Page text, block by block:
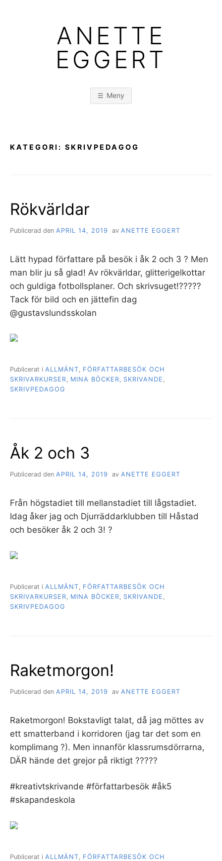
ANETTE
EGGERT
Meny
KATEGORI: SKRIVPEDAGOG
Rökvärldar
Publicerad den APRIL 14, 2019 av ANETTE EGGERT
Lätt hypad författare på besök i åk 2 och 3 ? Men
man blir ju så glad! Av rökvärldar, glitterigelkottar
och guldiga fotbollsplaner. Och skrivsuget!?????
Tack för bild och en jättefin dag
@gustavslundsskolan
Publicerat i ALLMÄNT, FÖRFATTARBESÖK OCH
SKRIVARKURSER, MINA BÖCKER, SKRIVANDE ,
SKRIVPEDAGOG
Åk 2 och 3
Publicerad den APRIL 14, 2019 av ANETTE EGGERT
Från högstadiet till mellanstadiet till lågstadiet.
Idag åker jag och Djurräddarklubben till Håstad
och besöker åk 2 och 3! ?
Publicerat i ALLMÄNT, FÖRFATTARBESÖK OCH
SKRIVARKURSER, MINA BÖCKER, SKRIVANDE ,
SKRIVPEDAGOG
Raketmorgon!
Publicerad den APRIL 14, 2019 av ANETTE EGGERT
Raketmorgon! Bokstavligt talat, då jag möttes av
ett smatterband i korridoren (jag tar det som en
komplimang ?). Men innanför klassrumsdörrarna,
DÄR hände det grejor på riktigt ?????
#kreativtskrivande #författarbesök #åk5
#skapandeskola
Publicerat i ALLMÄNT, FÖRFATTARBESÖK OCH